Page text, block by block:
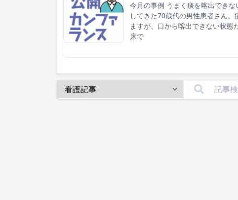
今月の事例 うまく痰を喀出でき
してきた70歳代の男性患者さん
ますが、口から喀出できない状態
床で